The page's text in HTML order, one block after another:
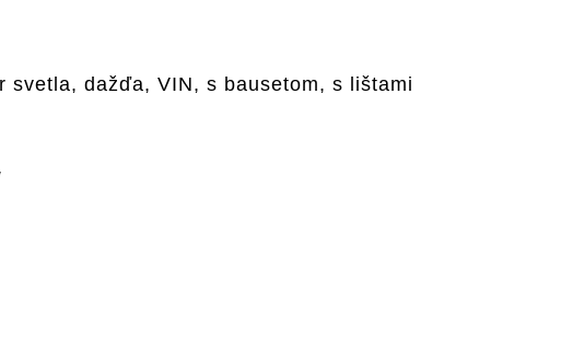
svetla, dažďa, VIN, s bausetom, s lištami